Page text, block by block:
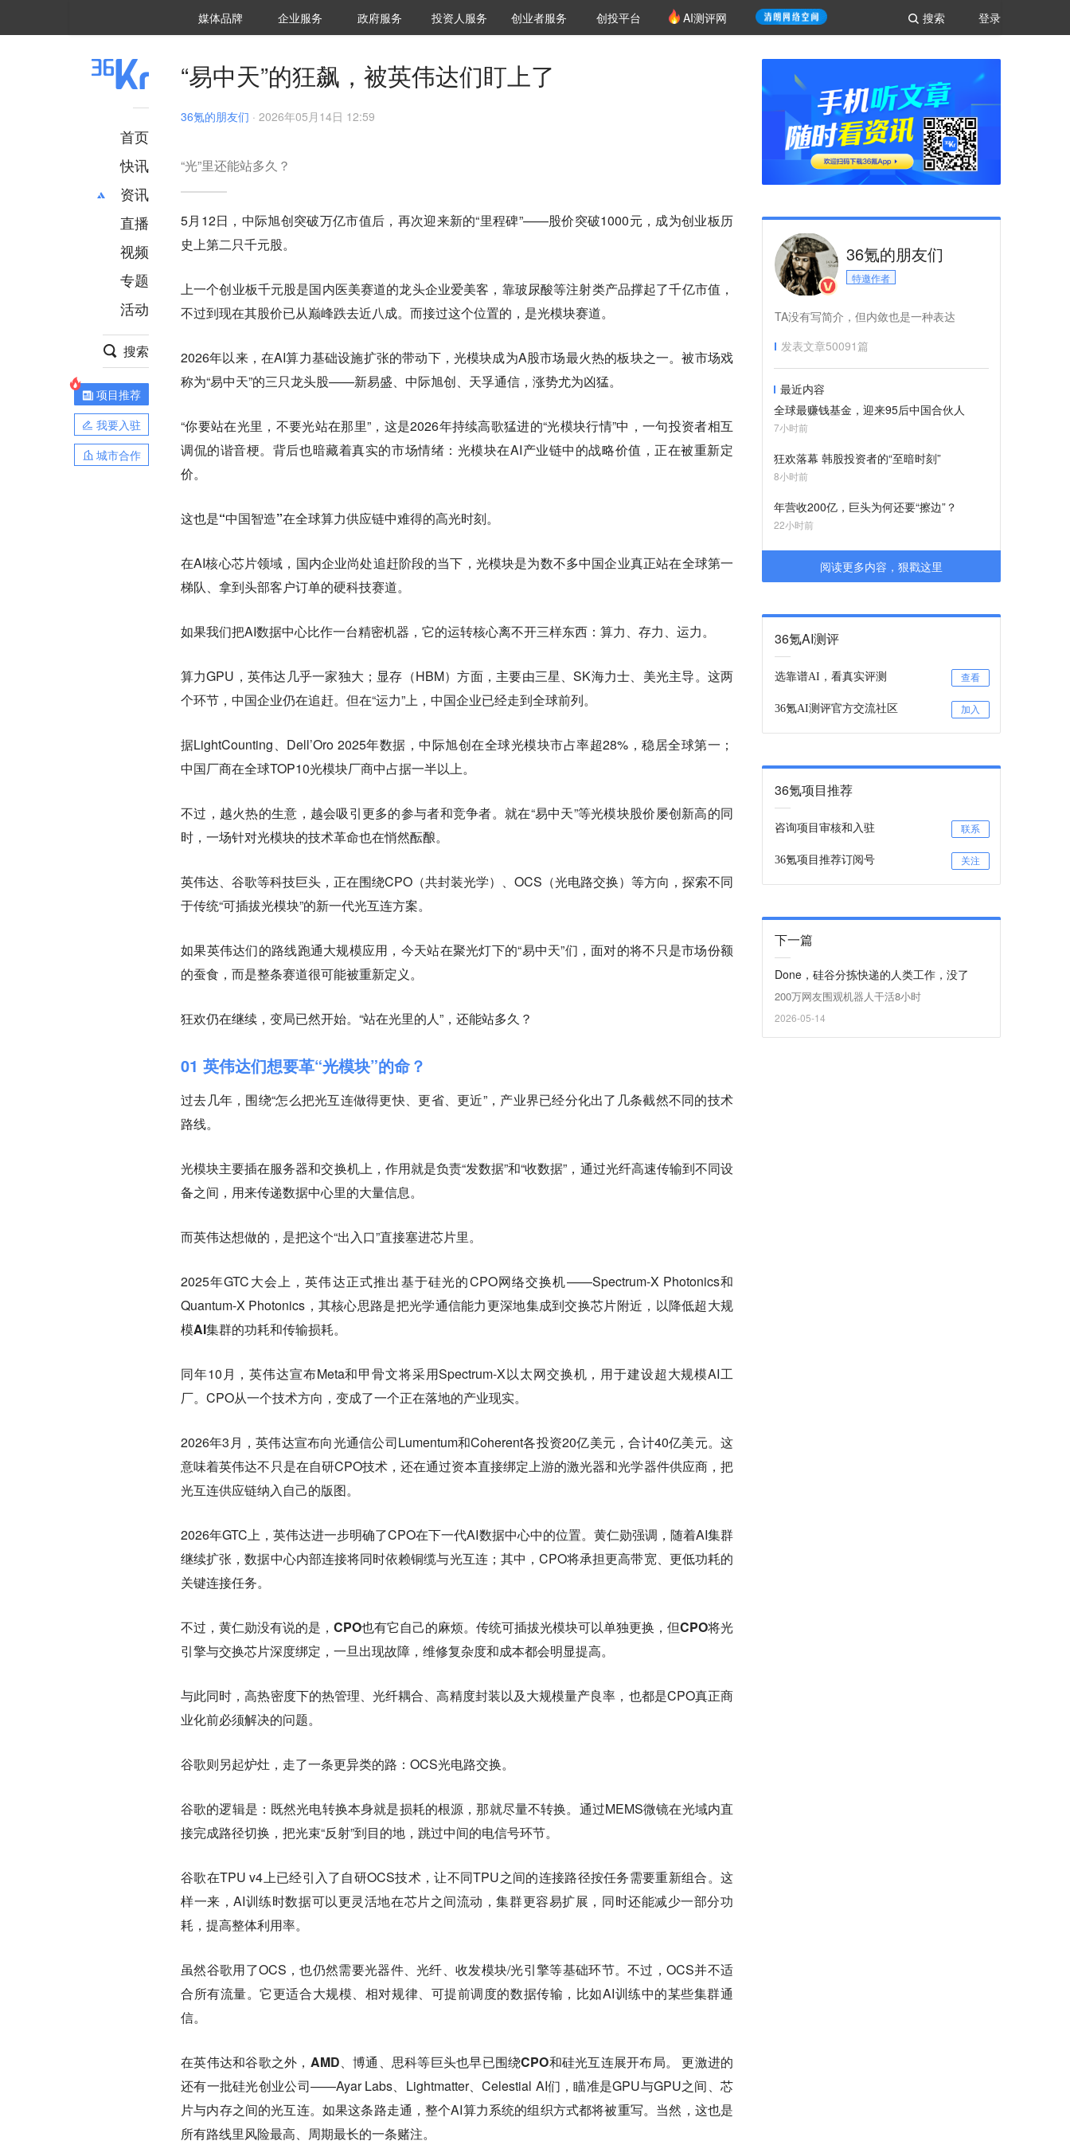
登录
搜索
媒体品牌 36Kr研究院
企业服务 城市之窗
政府服务 VClub投资机构库
投资机构职位推介
投资人服务 创投氪堂
创业者服务 创投平台 AI测评网
首页
快讯
资讯
推荐
财经
项目推荐
安徽
直播
视频
专题
活动
搜索
项目推荐
我要入驻
城市合作
“易中天”的狂飙，被英伟达们盯上了
36氪的朋友们 · 2026年05月14日 12:59
“光”里还能站多久？
5月12日，中际旭创突破万亿市值后，再次迎来新的“里程碑”——股价突破1000元，成为创业板历
史上第二只千元股。
上一个创业板千元股是国内医美赛道的龙头企业爱美客，靠玻尿酸等注射类产品撑起了千亿市值，
不过到现在其股价已从巅峰跌去近八成。而接过这个位置的，是光模块赛道。
2026年以来，在AI算力基础设施扩张的带动下，光模块成为A股市场最火热的板块之一。被市场戏
称为“易中天”的三只龙头股——新易盛、中际旭创、天孚通信，涨势尤为凶猛。
“你要站在光里，不要光站在那里”，这是2026年持续高歌猛进的“光模块行情”中，一句投资者相互
调侃的谐音梗。背后也暗藏着真实的市场情绪：光模块在AI产业链中的战略价值，正在被重新定
价。
这也是“中国智造”在全球算力供应链中难得的高光时刻。
在AI核心芯片领域，国内企业尚处追赶阶段的当下，光模块是为数不多中国企业真正站在全球第一
梯队、拿到头部客户订单的硬科技赛道。
如果我们把AI数据中心比作一台精密机器，它的运转核心离不开三样东西：算力、存力、运力。
算力GPU，英伟达几乎一家独大；显存（HBM）方面，主要由三星、SK海力士、美光主导。这两
个环节，中国企业仍在追赶。但在“运力”上，中国企业已经走到全球前列。
据LightCounting、Dell’Oro 2025年数据，中际旭创在全球光模块市占率超28%，稳居全球第一；
中国厂商在全球TOP10光模块厂商中占据一半以上。
不过，越火热的生意，越会吸引更多的参与者和竞争者。就在“易中天”等光模块股价屡创新高的同
时，一场针对光模块的技术革命也在悄然酝酿。
英伟达、谷歌等科技巨头，正在围绕CPO（共封装光学）、OCS（光电路交换）等方向，探索不同
于传统“可插拔光模块”的新一代光互连方案。
如果英伟达们的路线跑通大规模应用，今天站在聚光灯下的“易中天”们，面对的将不只是市场份额
的蚕食，而是整条赛道很可能被重新定义。
狂欢仍在继续，变局已然开始。“站在光里的人”，还能站多久？
01 英伟达们想要革“光模块”的命？
过去几年，围绕“怎么把光互连做得更快、更省、更近”，产业界已经分化出了几条截然不同的技术
路线。
光模块主要插在服务器和交换机上，作用就是负责“发数据”和“收数据”，通过光纤高速传输到不同设
备之间，用来传递数据中心里的大量信息。
而英伟达想做的，是把这个“出入口”直接塞进芯片里。
2025年GTC大会上，英伟达正式推出基于硅光的CPO网络交换机——Spectrum-X Photonics和
Quantum-X Photonics， 其核心思路是把光学通信能力更深地集成到交换芯片附近，以降低超大规
模AI集群的功耗和传输损耗。
同年10月，英伟达宣布Meta和甲骨文将采用Spectrum-X以太网交换机，用于建设超大规模AI工
厂。CPO从一个技术方向，变成了一个正在落地的产业现实。
2026年3月，英伟达宣布向光通信公司Lumentum和Coherent各投资20亿美元，合计40亿美元。这
意味着英伟达不只是在自研CPO技术，还在通过资本直接绑定上游的激光器和光学器件供应商，把
光互连供应链纳入自己的版图。
2026年GTC上，英伟达进一步明确了CPO在下一代AI数据中心中的位置。黄仁勋强调，随着AI集群
继续扩张，数据中心内部连接将同时依赖铜缆与光互连；其中，CPO将承担更高带宽、更低功耗的
关键连接任务。
不过，黄仁勋没有说的是， CPO也有它自己的麻烦。传统可插拔光模块可以单独更换，但CPO将光
引擎与交换芯片深度绑定，一旦出现故障，维修复杂度和成本都会明显提高。
与此同时，高热密度下的热管理、光纤耦合、高精度封装以及大规模量产良率，也都是CPO真正商
业化前必须解决的问题。
谷歌则另起炉灶，走了一条更异类的路：OCS光电路交换。
谷歌的逻辑是：既然光电转换本身就是损耗的根源，那就尽量不转换。通过MEMS微镜在光域内直
接完成路径切换，把光束“反射”到目的地，跳过中间的电信号环节。
谷歌在TPU v4上已经引入了自研OCS技术，让不同TPU之间的连接路径按任务需要重新组合。这
样一来，AI训练时数据可以更灵活地在芯片之间流动，集群更容易扩展，同时还能减少一部分功
耗，提高整体利用率。
虽然谷歌用了OCS，也仍然需要光器件、光纤、收发模块/光引擎等基础环节。不过，OCS并不适
合所有流量。它更适合大规模、相对规律、可提前调度的数据传输，比如AI训练中的某些集群通
信。
在英伟达和谷歌之外，AMD、博通、思科等巨头也早已围绕CPO和硅光互连展开布局。更激进的
还有一批硅光创业公司——Ayar Labs、Lightmatter、Celestial AI们，瞄准是GPU与GPU之间、芯
片与内存之间的光互连。如果这条路走通，整个AI算力系统的组织方式都将被重写。当然，这也是
所有路线里风险最高、周期最长的一条赌注。
36氪的朋友们
特邀作者
TA没有写简介，但内敛也是一种表达
发表文章50091篇
最近内容
全球最赚钱基金，迎来95后中国合伙人
7小时前
狂欢落幕 韩股投资者的“至暗时刻”
8小时前
年营收200亿，巨头为何还要“擦边”？
22小时前
阅读更多内容，狠戳这里
36氪AI测评
选靠谱AI，看真实评测 查看
36氪AI测评官方交流社区 加入
36氪项目推荐
咨询项目审核和入驻 联系
36氪项目推荐订阅号 关注
下一篇
Done，硅谷分拣快递的人类工作，没了
200万网友围观机器人干活8小时
2026-05-14